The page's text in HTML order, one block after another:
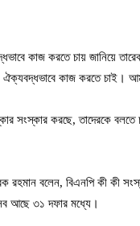
কাজ করতে চায় জানিয়ে
কাজ করতে চাই।
সংস্কার করছে, তাদেরকে
রহমান বলেন, বিএনপি কী কী
আছে ৩১ দফার মধ্যে।